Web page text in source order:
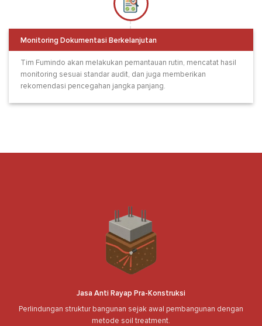
Monitoring Dokumentasi Berkelanjutan
Tim Fumindo akan melakukan pemantauan rutin, mencatat hasil
monitoring sesuai standar audit, dan juga memberikan
rekomendasi pencegahan jangka panjang.
Jasa Anti Rayap Pra-Konstruksi
Perlindungan struktur bangunan sejak awal pembangunan dengan
metode soil treatment.